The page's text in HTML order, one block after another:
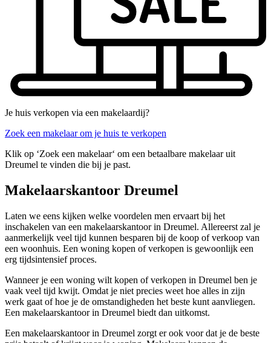
Je huis verkopen via een makelaardij?
Zoek een makelaar om je huis te verkopen
Klik op ‘Zoek een makelaar‘ om een betaalbare makelaar uit
Dreumel te vinden die bij je past.
Makelaarskantoor Dreumel
Laten we eens kijken welke voordelen men ervaart bij het
inschakelen van een makelaarskantoor in Dreumel. Allereerst zal je
aanmerkelijk veel tijd kunnen besparen bij de koop of verkoop van
een woonhuis. Een woning kopen of verkopen is gewoonlijk een
erg tijdsintensief proces.
Wanneer je een woning wilt kopen of verkopen in Dreumel ben je
vaak veel tijd kwijt. Omdat je niet precies weet hoe alles in zijn
werk gaat of hoe je de omstandigheden het beste kunt aanvliegen.
Een makelaarskantoor in Dreumel biedt dan uitkomst.
Een makelaarskantoor in Dreumel zorgt er ook voor dat je de beste